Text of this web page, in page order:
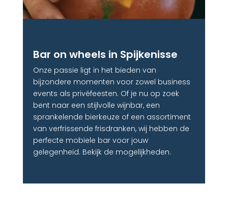
Bar on wheels in Spijkenisse
Onze passie ligt in het bieden van
bijzondere momenten voor zowel business
events als privéfeesten. Of je nu op zoek
bent naar een stijlvolle wijnbar, een
sprankelende bierkeuze of een assortiment
van verfrissende frisdranken, wij hebben de
perfecte mobiele bar voor jouw
gelegenheid. Bekijk de mogelijkheden.